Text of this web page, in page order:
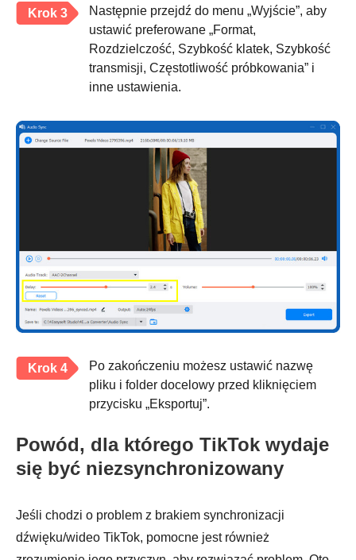
Krok 3
Następnie przejdź do menu „Wyjście”, aby
ustawić preferowane „Format,
Rozdzielczość, Szybkość klatek, Szybkość
transmisji, Częstotliwość próbkowania” i
inne ustawienia.
Krok 4
Po zakończeniu możesz ustawić nazwę
pliku i folder docelowy przed kliknięciem
przycisku „Eksportuj”.
Powód, dla którego TikTok wydaje
się być niezsynchronizowany
Jeśli chodzi o problem z brakiem synchronizacji
dźwięku/wideo TikTok, pomocne jest również